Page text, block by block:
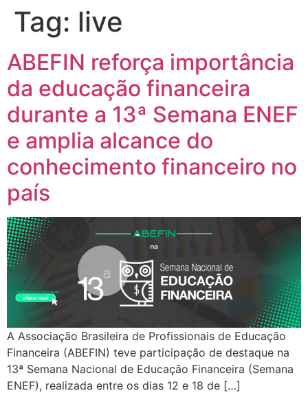
Tag: live
ABEFIN reforça importância
da educação financeira
durante a 13ª Semana ENEF
e amplia alcance do
conhecimento financeiro no
país
A Associação Brasileira de Profissionais de Educação
Financeira (ABEFIN) teve participação de destaque na
13ª Semana Nacional de Educação Financeira (Semana
ENEF), realizada entre os dias 12 e 18 de […]